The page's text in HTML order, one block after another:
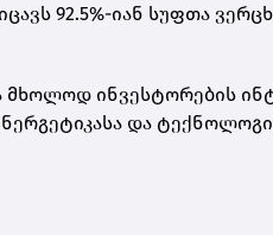
92.5%-იან სუფთა
ინვესტორების
და